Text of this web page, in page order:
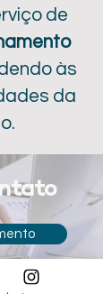
de
às
da